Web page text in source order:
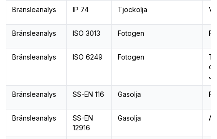
Bränsleanalys IP 74 Tjockolja
Bränsleanalys ISO 3013 Fotogen
Bränsleanalys ISO 6249 Fotogen
Bränsleanalys SS-EN 116 Gasolja
Bränsleanalys
SS-EN
12916
Gasolja